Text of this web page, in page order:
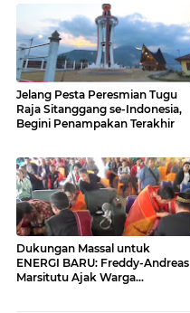
Jelang Pesta Peresmian Tugu
Raja Sitanggang se-Indonesia,
Begini Penampakan Terakhir
Dukungan Massal untuk
ENERGI BARU: Freddy-Andreas
Marsitutu Ajak Warga